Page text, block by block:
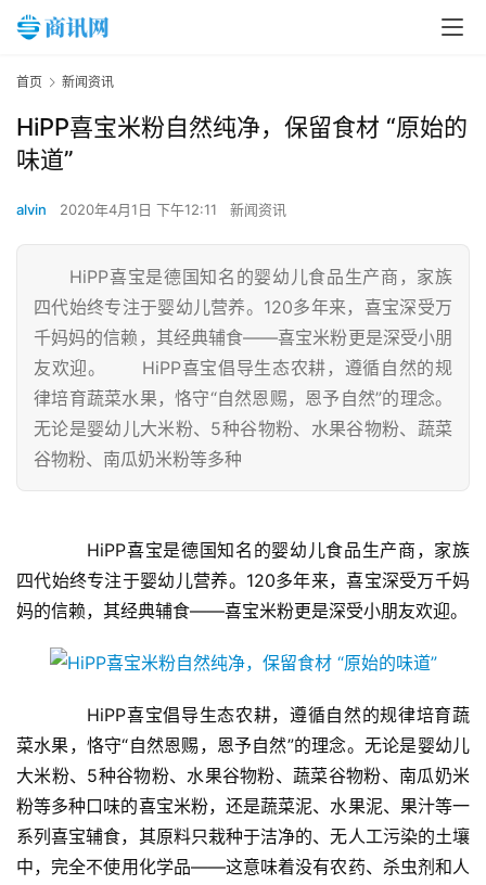
首
页
首页 新闻资讯
HiPP喜宝米粉自然纯净，保留食材 “原始的
味道”
alvin 2020年4月1日 下午12:11 新闻资讯
HiPP喜宝是德国知名的婴幼儿食品生产商，家族
四代始终专注于婴幼儿营养。120多年来，喜宝深受万
千妈妈的信赖，其经典辅食——喜宝米粉更是深受小朋
友欢迎。 HiPP喜宝倡导生态农耕，遵循自然的规
律培育蔬菜水果，恪守“自然恩赐，恩予自然”的理念。
无论是婴幼儿大米粉、5种谷物粉、水果谷物粉、蔬菜
谷物粉、南瓜奶米粉等多种
HiPP喜宝是德国知名的婴幼儿食品生产商，家族
四代始终专注于婴幼儿营养。120多年来，喜宝深受万千妈
妈的信赖，其经典辅食——喜宝米粉更是深受小朋友欢迎。
HiPP喜宝倡导生态农耕，遵循自然的规律培育蔬
菜水果，恪守“自然恩赐，恩予自然”的理念。无论是婴幼儿
大米粉、5种谷物粉、水果谷物粉、蔬菜谷物粉、南瓜奶米
粉等多种口味的喜宝米粉，还是蔬菜泥、水果泥、果汁等一
系列喜宝辅食，其原料只栽种于洁净的、无人工污染的土壤
中，完全不使用化学品——这意味着没有农药、杀虫剂和人